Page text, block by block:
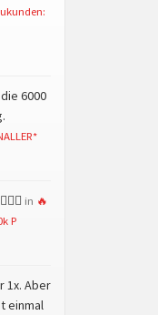
6000
in 🔥
P
1x. Aber
einmal